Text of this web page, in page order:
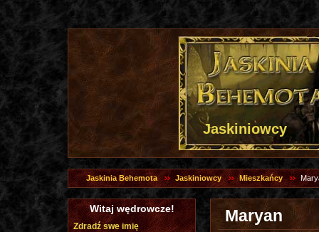
Jaskiniowcy
Jaskinia Behemota Jaskiniowcy Mieszkańcy
Maryan
Witaj wędrowcze!
Zdradź swe imię